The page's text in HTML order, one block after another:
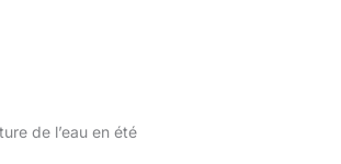
de l’eau en été